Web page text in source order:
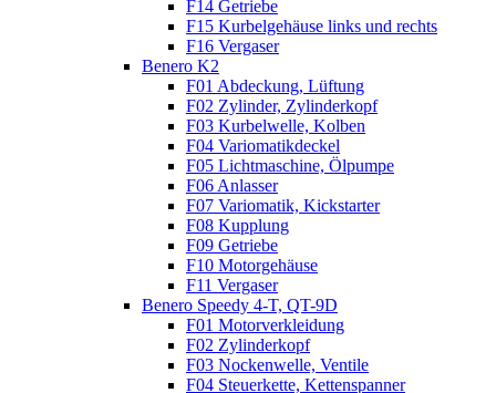
F14 Getriebe
F15 Kurbelgehäuse links und rechts
F16 Vergaser
Benero K2
F01 Abdeckung, Lüftung
F02 Zylinder, Zylinderkopf
F03 Kurbelwelle, Kolben
F04 Variomatikdeckel
F05 Lichtmaschine, Ölpumpe
F06 Anlasser
F07 Variomatik, Kickstarter
F08 Kupplung
F09 Getriebe
F10 Motorgehäuse
F11 Vergaser
Benero Speedy 4-T, QT-9D
F01 Motorverkleidung
F02 Zylinderkopf
F03 Nockenwelle, Ventile
F04 Steuerkette, Kettenspanner